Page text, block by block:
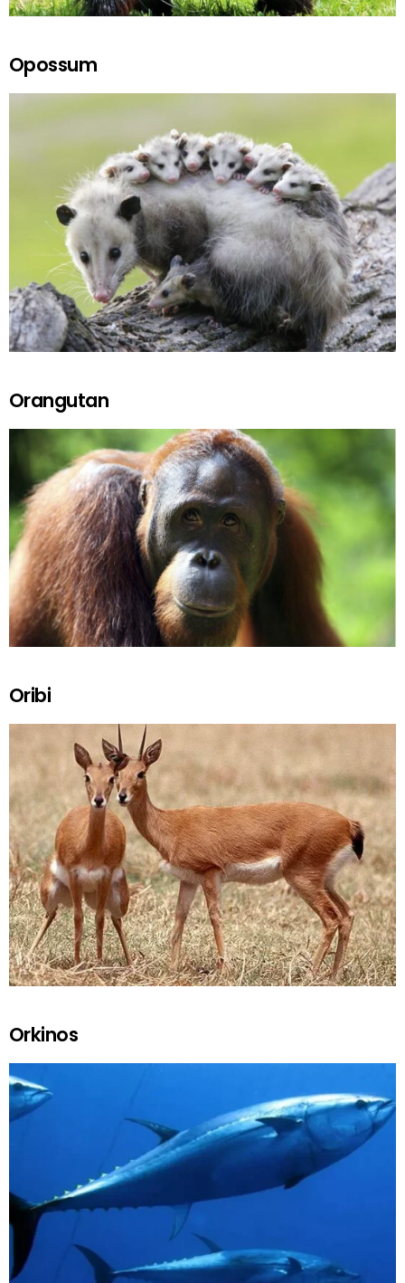
Opossum
Orangutan
Oribi
Orkinos